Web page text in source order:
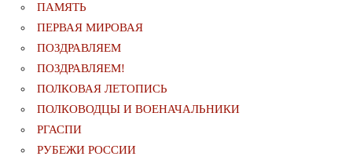
ПАМЯТЬ
ПЕРВАЯ МИРОВАЯ
ПОЗДРАВЛЯЕМ
ПОЗДРАВЛЯЕМ!
ПОЛКОВАЯ ЛЕТОПИСЬ
ПОЛКОВОДЦЫ И ВОЕНАЧАЛЬНИКИ
РГАСПИ
РУБЕЖИ РОССИИ